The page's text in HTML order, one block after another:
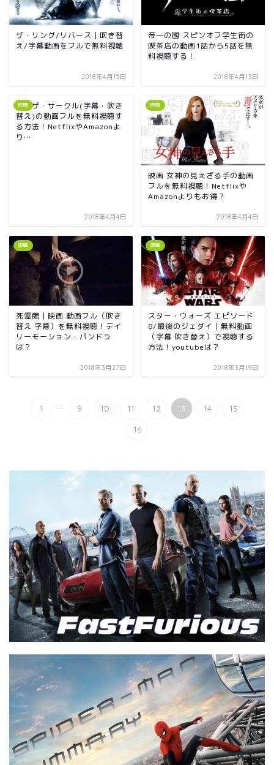
ザ・リング/リバース｜吹き替
え/字幕動画をフルで無料視聴
2018年4月15日
帝一の國 スピンオフ学生街の
喫茶店の動画1話から5話を無
料視聴する！
2018年4月13日
映画
映画ザ・サークル(字幕・吹き
替え)の動画フルを無料視聴す
る方法！NetflixやAmazonよ
り…
2018年4月4日
映画
映画 女神の見えざる手の動画
フルを無料視聴！Netflixや
Amazonよりもお得？
2018年4月4日
映画
死霊館｜映画 動画フル（吹き
替え 字幕）を無料視聴！デイ
リーモーション・パンドラ
は？
2018年3月27日
映画
スター・ウォーズ エピソード
8/最後のジェダイ｜無料動画
（字幕 吹き替え）で視聴する
方法！youtubeは？
2018年3月19日
1 ... 9 10 11 12 13 14
15
16